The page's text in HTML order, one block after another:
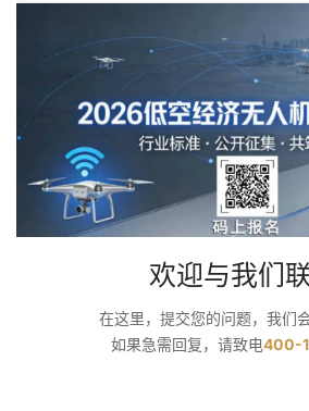
欢迎与我们
在这里，提交您的问题，我们
如果急需回复，请致电400-